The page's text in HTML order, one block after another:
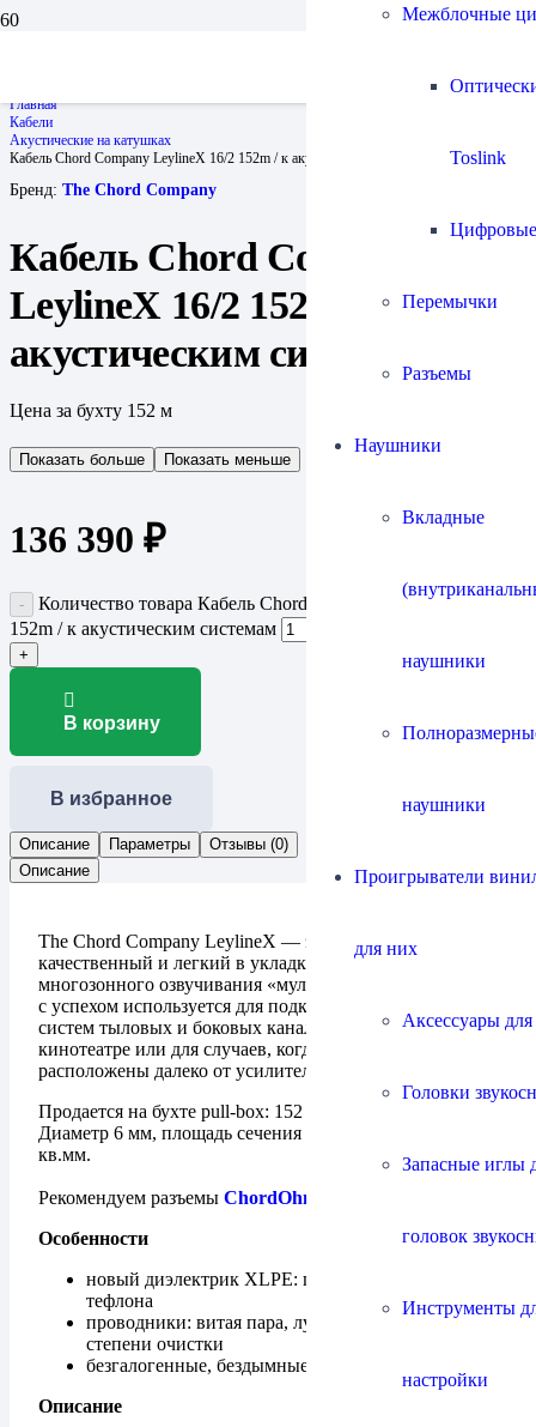
Межблочные
Toslink
Цифровые
Перемычки
Разъемы
Наушники
Вкладные
наушники
наушники
Проигрыватели
для них
Аксессуары
Головки
Запасные иглы
головок
Инструменты
настройки
Главная
Кабели
Акустические на катушках
Кабель Chord Company LeylineX 16/2 152m / к акустическим системам
Бренд: The Chord Company
Кабель Chord Company
LeylineX 16/2 152m / к
акустическим системам
Цена за бухту 152 м
Показать больше Показать меньше
136 390 ₽
Количество товара Кабель Chord Company LeylineX 16/2
152m / к акустическим системам
В корзину
В избранное
Описание Параметры
Отзывы (0)
Описание
The Chord Company LeylineX — экономичный,
качественный и легкий в укладке кабель для
многозонного озвучивания «мультирум». Также Leyline
с успехом используется для подключения акустических
систем тыловых и боковых каналов в домашнем
кинотеатре или для случаев, когда колонки
расположены далеко от усилителя.
Продается на бухте pull-box: 152 м. Цена за 152 метра.
Диаметр 6 мм, площадь сечения проводников 1,31
кв.мм.
Рекомендуем разъемы ChordOhmic
Особенности
новый диэлектрик XLPE: по параметрам лучше
тефлона
проводники: витая пара, луженая медь высокой
степени очистки
безгалогенные, бездымные материалы в оболочке
Описание